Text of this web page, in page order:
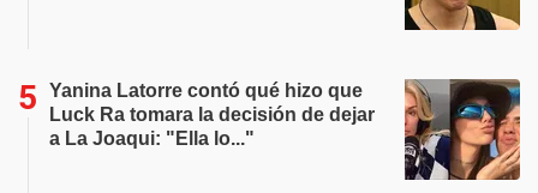
Yanina Latorre contó qué hizo que
Luck Ra tomara la decisión de dejar
a La Joaqui: "Ella lo..."